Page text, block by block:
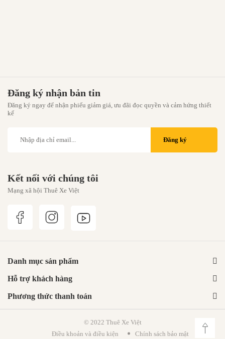
Đăng ký nhận bản tin
Đăng ký ngay để nhận phiếu giảm giá, ưu đãi đọc quyền và cảm hứng thiết
kế
Đăng ký
Kết nối với chúng tôi
Mạng xã hội Thuê Xe Việt
Danh mục sản phẩm
Hỗ trợ khách hàng
Phương thức thanh toán
© 2022 Thuê Xe Việt
Điều khoản và điều kiện
Chính sách bảo mật